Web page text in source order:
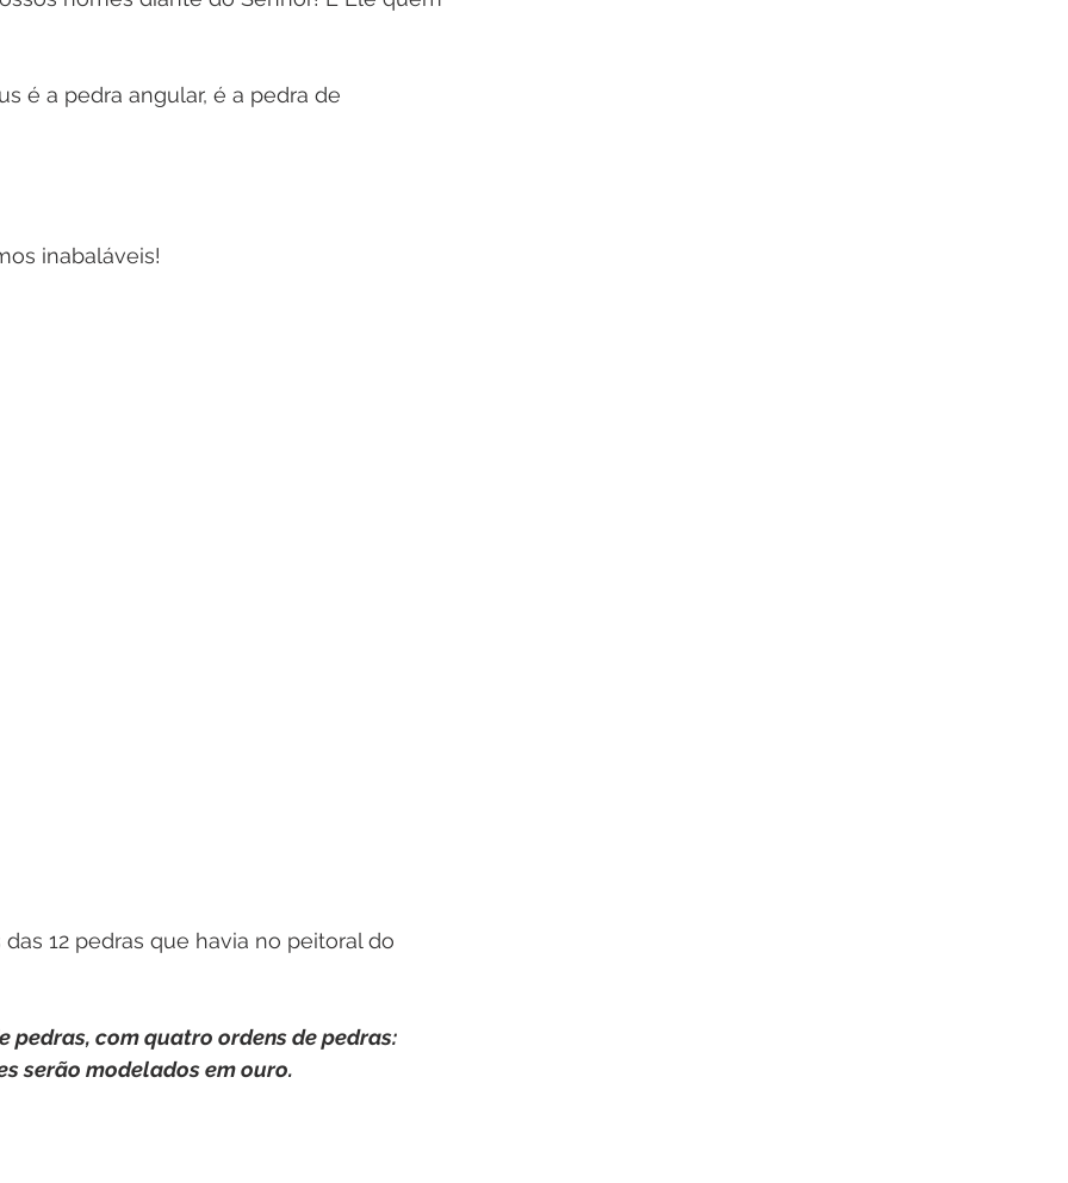
é a pedra angular, é a pedra de
inabaláveis!
12 pedras que havia no peitoral do
pedras, com quatro ordens de pedras:
serão modelados em ouro.